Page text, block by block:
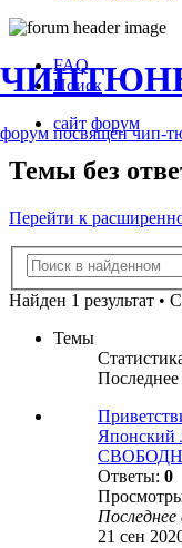
форум посвящён чип-
FAQ
Поиск
сайт форум
Темы без
Перейти к
Найден 1 результат •
Темы
Японский
Ответы: 0
21 сен